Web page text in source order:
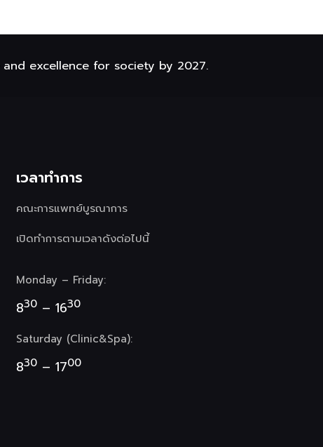
excellence for society by 2027.
เวลาทำการ
คณะการแพทย์บูรณาการ
เปิดทำการตามเวลาดังต่อไปนี้
Monday – Friday:
830– 1630
Saturday (Clinic&Spa):
830– 1700